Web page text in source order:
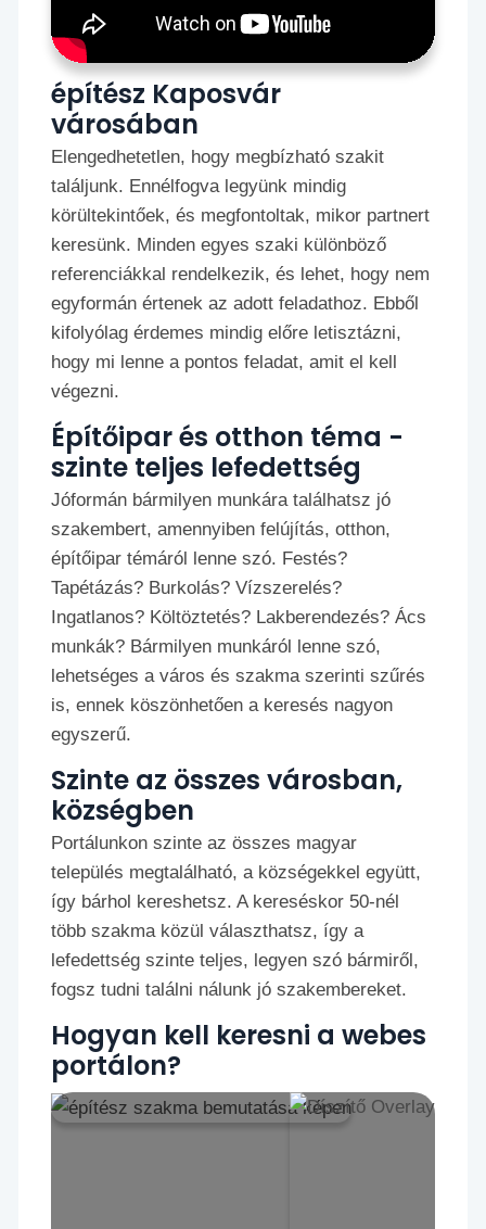
építész Kaposvár
városában
Elengedhetetlen, hogy megbízható szakit
találjunk. Ennélfogva legyünk mindig
körültekintőek, és megfontoltak, mikor partnert
keresünk. Minden egyes szaki különböző
referenciákkal rendelkezik, és lehet, hogy nem
egyformán értenek az adott feladathoz. Ebből
kifolyólag érdemes mindig előre letisztázni,
hogy mi lenne a pontos feladat, amit el kell
végezni.
Építőipar és otthon téma -
szinte teljes lefedettség
Jóformán bármilyen munkára találhatsz jó
szakembert, amennyiben felújítás, otthon,
építőipar témáról lenne szó. Festés?
Tapétázás? Burkolás? Vízszerelés?
Ingatlanos? Költöztetés? Lakberendezés? Ács
munkák? Bármilyen munkáról lenne szó,
lehetséges a város és szakma szerinti szűrés
is, ennek köszönhetően a keresés nagyon
egyszerű.
Szinte az összes városban,
községben
Portálunkon szinte az összes magyar
település megtalálható, a községekkel együtt,
így bárhol kereshetsz. A kereséskor 50-nél
több szakma közül választhatsz, így a
lefedettség szinte teljes, legyen szó bármiről,
fogsz tudni találni nálunk jó szakembereket.
Hogyan kell keresni a webes
portálon?